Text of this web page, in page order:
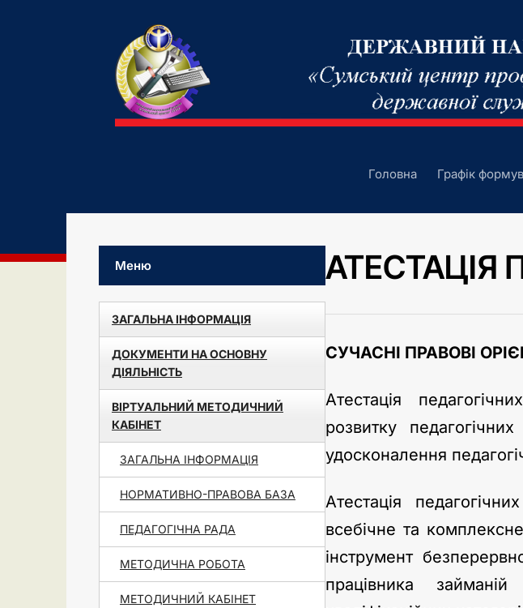
Головна Графік
АТЕСТАЦІЯ
СУЧАСНІ ПРАВОВІ
Атестація
розвитку
удосконалення
Атестація
всебічне та
інструмент
працівника
Меню
ЗАГАЛЬНА ІНФОРМАЦІЯ
ДОКУМЕНТИ НА ОСНОВНУ
ДІЯЛЬНІСТЬ
ВІРТУАЛЬНИЙ МЕТОДИЧНИЙ
КАБІНЕТ
ЗАГАЛЬНА ІНФОРМАЦІЯ
НОРМАТИВНО-ПРАВОВА БАЗА
ПЕДАГОГІЧНА РАДА
МЕТОДИЧНА РОБОТА
МЕТОДИЧНИЙ КАБІНЕТ